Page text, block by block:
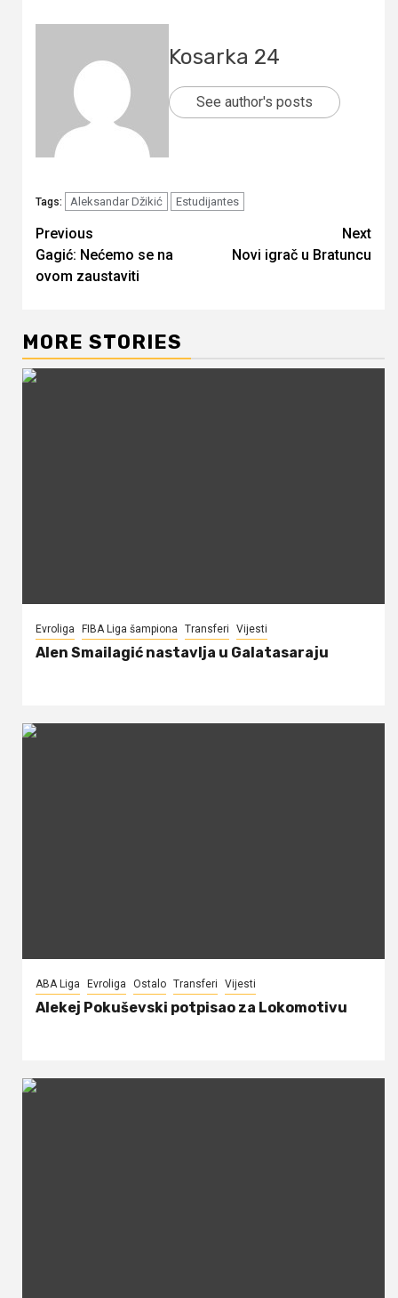
Kosarka 24
See author's posts
Tags: Aleksandar Džikić Estudijantes
Continue
Reading
Previous
Gagić: Nećemo se na
ovom zaustaviti
Next
Novi igrač u Bratuncu
MORE STORIES
Evroliga FIBA Liga šampiona Transferi Vijesti
Alen Smailagić nastavlja u Galatasaraju
ABA Liga Evroliga Ostalo Transferi Vijesti
Alekej Pokuševski potpisao za Lokomotivu